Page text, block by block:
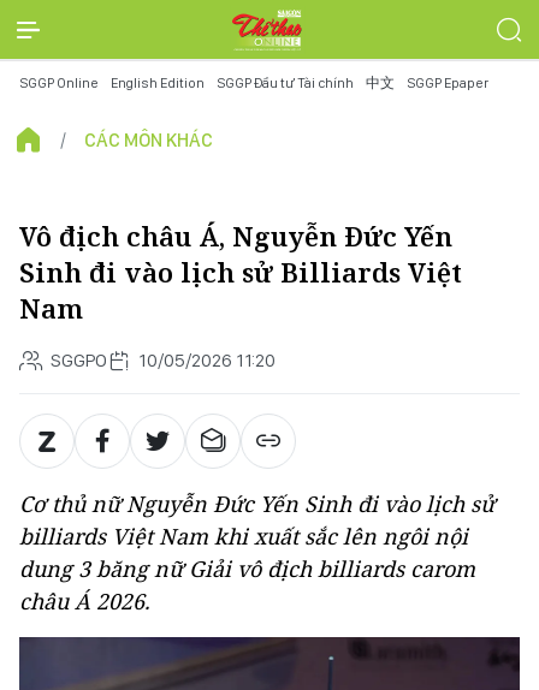
SGGP Online English Edition SGGP Đầu tư Tài chính 中文 SGGP Epaper
CÁC MÔN KHÁC
Vô địch châu Á, Nguyễn Đức Yến
Sinh đi vào lịch sử Billiards Việt
Nam
SGGPO 10/05/2026 11:20
Cơ thủ nữ Nguyễn Đức Yến Sinh đi vào lịch sử
billiards Việt Nam khi xuất sắc lên ngôi nội
dung 3 băng nữ Giải vô địch billiards carom
châu Á 2026.